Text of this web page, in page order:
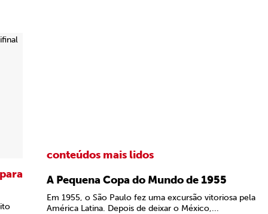
conteúdos mais lidos
A Pequena Copa do Mundo de 1955
Em 1955, o São Paulo fez uma excursão vitoriosa pela
América Latina. Depois de deixar o México,...